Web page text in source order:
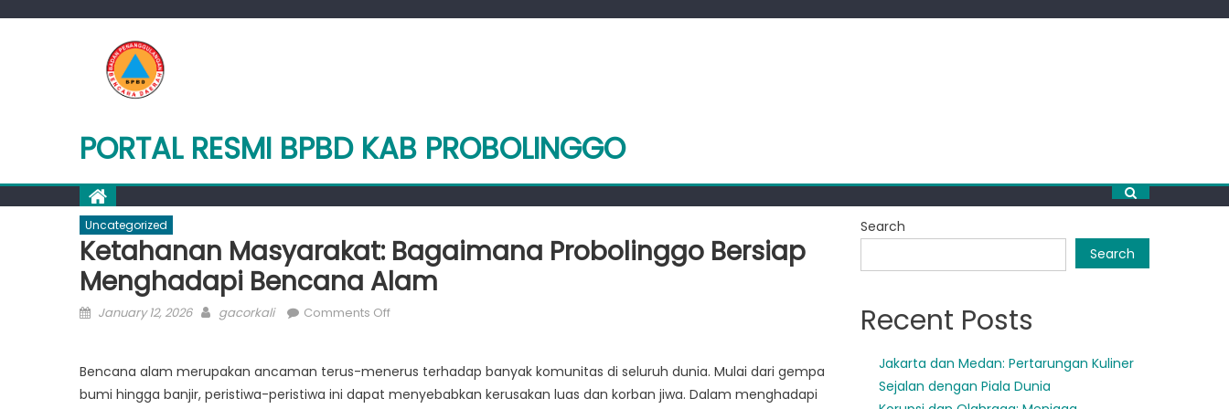
PORTAL RESMI BPBD KAB PROBOLINGGO
Uncategorized
Ketahanan Masyarakat: Bagaimana Probolinggo Bersiap
Menghadapi Bencana Alam
Posted
January 12, 2026 Author
gacorkali Comments Offon
Bagaimana
Probolinggo
Bencana alam merupakan ancaman terus-menerus terhadap banyak komunitas di seluruh dunia. Mulai dari gempa
bumi hingga banjir, peristiwa-peristiwa ini dapat menyebabkan kerusakan luas dan korban jiwa. Dalam menghadapi
Search
Search
Recent Posts
Jakarta dan Medan: Pertarungan Kuliner
Sejalan dengan Piala Dunia